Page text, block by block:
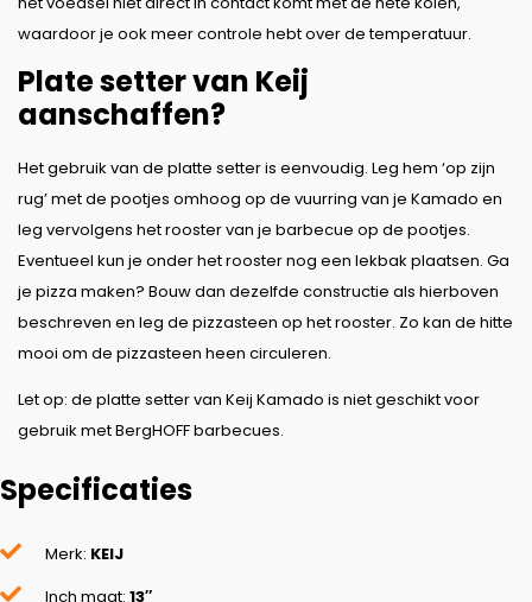
waardoor je ook meer controle hebt over de temperatuur.
Plate setter van Keij
aanschaffen?
Het gebruik van de platte setter is eenvoudig. Leg hem ‘op zijn
rug’ met de pootjes omhoog op de vuurring van je Kamado en
leg vervolgens het rooster van je barbecue op de pootjes.
Eventueel kun je onder het rooster nog een lekbak plaatsen. Ga
je pizza maken? Bouw dan dezelfde constructie als hierboven
beschreven en leg de pizzasteen op het rooster. Zo kan de hitte
mooi om de pizzasteen heen circuleren.
Let op: de platte setter van Keij Kamado is niet geschikt voor
gebruik met BergHOFF barbecues.
Specificaties
Merk: KEIJ
Inch maat: 13″